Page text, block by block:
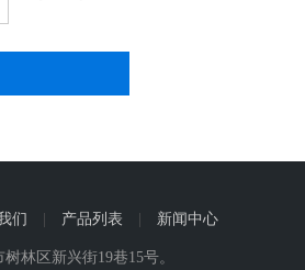
们 产品列表 新闻中心
树林区新兴街19巷15号。